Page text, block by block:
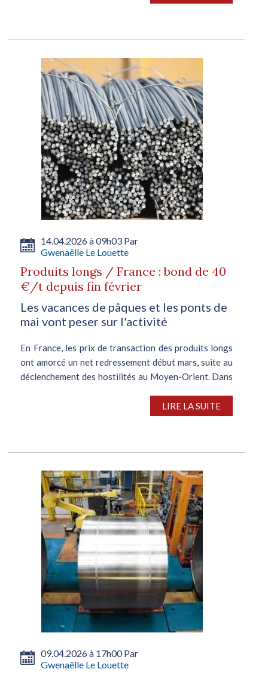
14.04.2026 à 09h03 Par
Gwenaëlle Le Louette
Produits longs / France : bond de 40
€/t depuis fin février
Les vacances de pâques et les ponts de
mai vont peser sur l'activité
En France, les prix de transaction des produits longs
ont amorcé un net redressement début mars, suite au
déclenchement des hostilités au Moyen-Orient. Dans
redoutant de nouvelles majorations...LIRE LA SUITE
09.04.2026 à 17h00 Par
Gwenaëlle Le Louette